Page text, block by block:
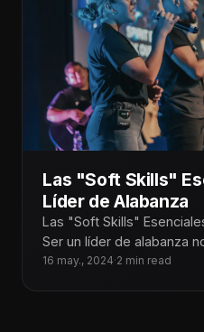
Las "Soft Skills"
Líder de Alabanza
Las "Soft Skills"
Ser un líder de alabanza
16 may., 2024·2 min read